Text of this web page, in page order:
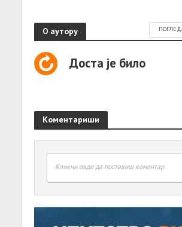
О аутору
Доста је било
Коментариши
Кликни овде да поставиш коментар